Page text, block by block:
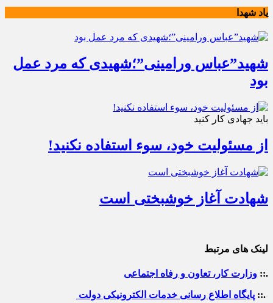
یاد شهدا
شهید”عباس ورامینی”؛شهیدی که مرد عمل
بود
باید جهادی کار کنید
از مسئولیت خود، سوء استفاده نکنید!
شهادت آغاز خوشبختی است
لینک های مرتبط
.:: وزارت کار، تعاون و رفاه اجتماعی
.:: پایگاه اطلاع رسانی خدمات الکترونیکی دولت